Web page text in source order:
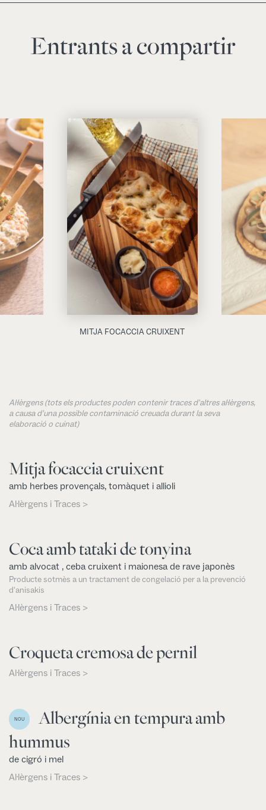
Entrants a compartir
MITJA FOCACCIA CRUIXENT
Al·lèrgens (tots els productes poden contenir traces d'altres al·lèrgens,
a causa d'una possible contaminació creuada durant la seva
elaboració o cuinat)
Mitja focaccia cruixent
amb herbes provençals, tomàquet i allioli
Al·lèrgens i Traces >
Coca amb tataki de tonyina
amb alvocat , ceba cruixent i maionesa de rave japonès
Producte sotmès a un tractament de congelació per a la prevenció
d'anisakis
Al·lèrgens i Traces >
Croqueta cremosa de pernil
Al·lèrgens i Traces >
NOU
Albergínia en tempura amb
hummus
de cigró i mel
Al·lèrgens i Traces >